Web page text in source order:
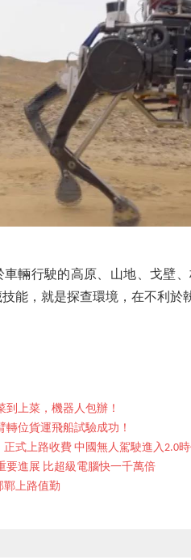
車輛行駛的高原、山地、戈壁
能，就是探查環境，在不利於
到上菜，機器人包辦！
轉位貨運飛船試驗成功！
正式上路收費 中國無人駕駛進入2.0
要進展 比超級電腦快一千萬倍
鄲上路值勤